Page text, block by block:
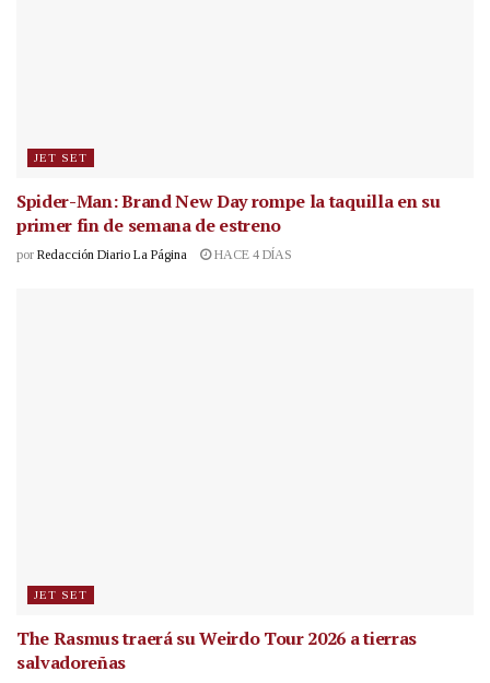
JET SET
Spider-Man: Brand New Day rompe la taquilla en su
primer fin de semana de estreno
por Redacción Diario La Página HACE 4 DÍAS
JET SET
The Rasmus traerá su Weirdo Tour 2026 a tierras
salvadoreñas